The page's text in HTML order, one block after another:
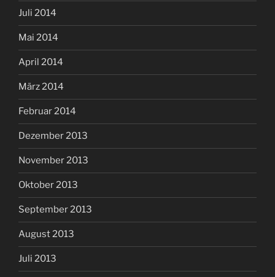
Juli 2014
Mai 2014
April 2014
März 2014
Februar 2014
Dezember 2013
November 2013
Oktober 2013
September 2013
August 2013
Juli 2013